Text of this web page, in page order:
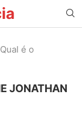
Qual é o
JONATHAN